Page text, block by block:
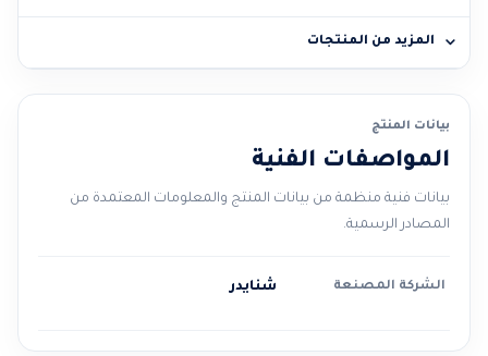
المزيد من المنتجات
بيانات المنتج
المواصفات الفنية
بيانات فنية منظمة من بيانات المنتج والمعلومات المعتمدة من
المصادر الرسمية.
الشركة المصنعة شنايدر